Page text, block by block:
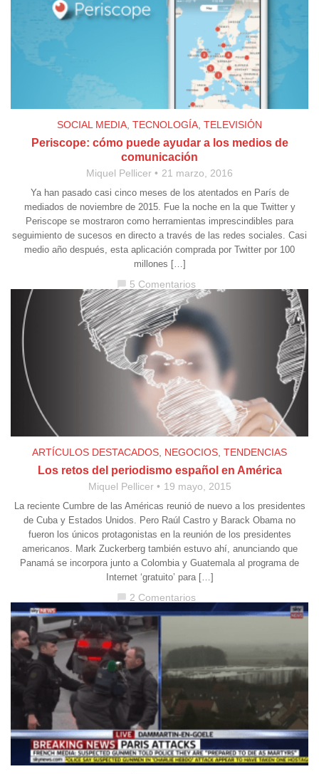
SOCIAL MEDIA TECNOLOGÍA TELEVISIÓN
Periscope: cómo puede ayudar a los medios de
comunicación
Miquel Pellicer 21 marzo, 2016
Ya han pasado casi cinco meses de los atentados en París de
mediados de noviembre de 2015. Fue la noche en la que Twitter y
Periscope se mostraron como herramientas imprescindibles para
seguimiento de sucesos en directo a través de las redes sociales. Casi
medio año después, esta aplicación comprada por Twitter por 100
millones […]
5 Comentarios
ARTÍCULOS DESTACADOS NEGOCIOS TENDENCIAS
Los retos del periodismo español en América
Miquel Pellicer 19 mayo, 2015
La reciente Cumbre de las Américas reunió de nuevo a los presidentes
de Cuba y Estados Unidos. Pero Raúl Castro y Barack Obama no
fueron los únicos protagonistas en la reunión de los presidentes
americanos. Mark Zuckerberg también estuvo ahí, anunciando que
Panamá se incorpora junto a Colombia y Guatemala al programa de
Internet ‘gratuito’ para […]
chat_bubble 2 Comentarios